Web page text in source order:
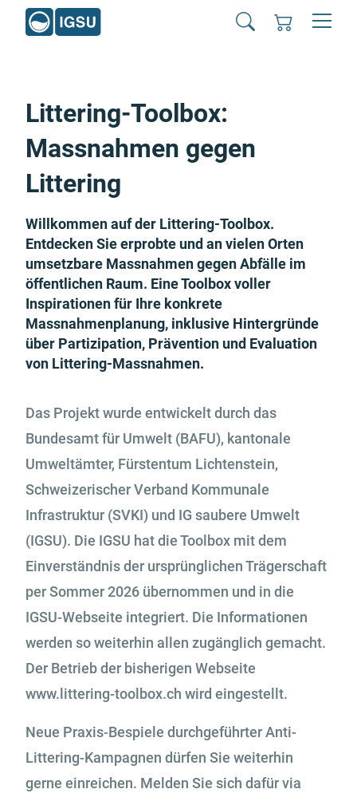
Littering-Toolbox:
Massnahmen gegen
Littering
Willkommen auf der Littering-Toolbox.
Entdecken Sie erprobte und an vielen Orten
umsetzbare Massnahmen gegen Abfälle im
öffentlichen Raum. Eine Toolbox voller
Inspirationen für Ihre konkrete
Massnahmenplanung, inklusive Hintergründe
über Partizipation, Prävention und Evaluation
von Littering-Massnahmen.
Das Projekt wurde entwickelt durch das
Bundesamt für Umwelt (BAFU), kantonale
Umweltämter, Fürstentum Lichtenstein,
Schweizerischer Verband Kommunale
Infrastruktur (SVKI) und IG saubere Umwelt
(IGSU). Die IGSU hat die Toolbox mit dem
Einverständnis der ursprünglichen Trägerschaft
per Sommer 2026 übernommen und in die
IGSU-Webseite integriert. Die Informationen
werden so weiterhin allen zugänglich gemacht.
Der Betrieb der bisherigen Webseite
www.littering-toolbox.ch wird eingestellt.
Neue Praxis-Bespiele durchgeführter Anti-
Littering-Kampagnen dürfen Sie weiterhin
gerne einreichen. Melden Sie sich dafür via